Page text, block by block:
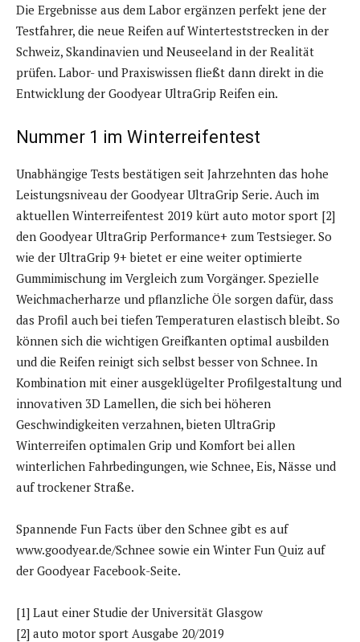
Die Ergebnisse aus dem Labor ergänzen perfekt jene der
Testfahrer, die neue Reifen auf Winterteststrecken in der
Schweiz, Skandinavien und Neuseeland in der Realität
prüfen. Labor- und Praxiswissen fließt dann direkt in die
Entwicklung der Goodyear UltraGrip Reifen ein.
Nummer 1 im Winterreifentest
Unabhängige Tests bestätigen seit Jahrzehnten das hohe
Leistungsniveau der Goodyear UltraGrip Serie. Auch im
aktuellen Winterreifentest 2019 kürt auto motor sport [2]
den Goodyear UltraGrip Performance+ zum Testsieger. So
wie der UltraGrip 9+ bietet er eine weiter optimierte
Gummimischung im Vergleich zum Vorgänger. Spezielle
Weichmacherharze und pflanzliche Öle sorgen dafür, dass
das Profil auch bei tiefen Temperaturen elastisch bleibt. So
können sich die wichtigen Greifkanten optimal ausbilden
und die Reifen reinigt sich selbst besser von Schnee. In
Kombination mit einer ausgeklügelter Profilgestaltung und
innovativen 3D Lamellen, die sich bei höheren
Geschwindigkeiten verzahnen, bieten UltraGrip
Winterreifen optimalen Grip und Komfort bei allen
winterlichen Fahrbedingungen, wie Schnee, Eis, Nässe und
auf trockener Straße.
Spannende Fun Facts über den Schnee gibt es auf
www.goodyear.de/Schnee sowie ein Winter Fun Quiz auf
der Goodyear Facebook-Seite.
[1] Laut einer Studie der Universität Glasgow
[2] auto motor sport Ausgabe 20/2019